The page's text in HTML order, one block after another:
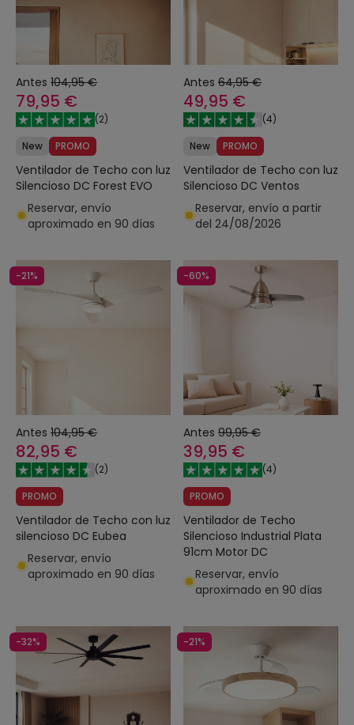
Antes 104,95 €
79,95 €
(2)
New
PROMO
Ventilador de Techo con luz
Silencioso DC Forest EVO
Reservar, envío
aproximado en 90 días
Antes 64,95 €
49,95 €
(4)
New
PROMO
Ventilador de Techo con luz
Silencioso DC Ventos
Reservar, envío a partir
del 24/08/2026
-21%
Antes 104,95 €
82,95 €
(2)
PROMO
Ventilador de Techo con luz
silencioso DC Eubea
Reservar, envío
aproximado en 90 días
-60%
Antes 99,95 €
39,95 €
(4)
PROMO
Ventilador de Techo
Silencioso Industrial Plata
91cm Motor DC
Reservar, envío
aproximado en 90 días
-32% -21%